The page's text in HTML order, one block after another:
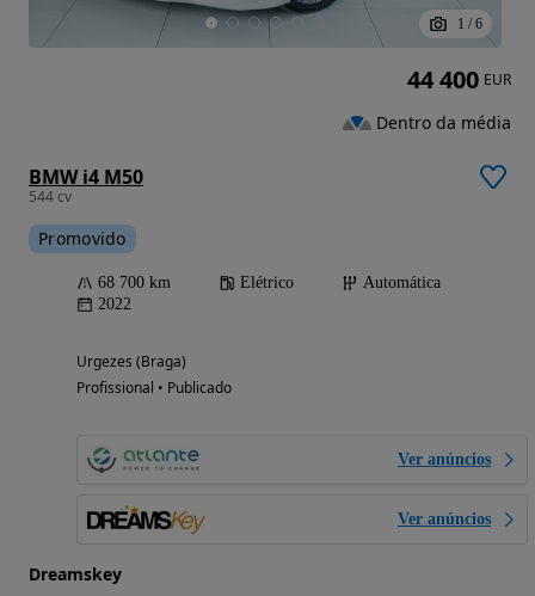
1 / 6
BMW i4 M50
544 cv
Promovido
68 700 km Elétrico
Automática
2022
Urgezes (Braga)
Profissional • Publicado
Ver anúncios
Ver anúncios
Dreamskey
44 400 EUR
Dentro da média